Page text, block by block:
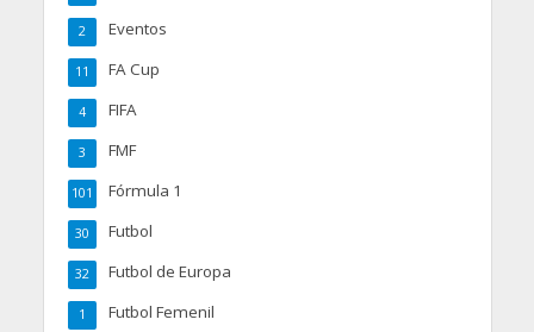
Eventos
2
FA Cup
11
FIFA
4
FMF
3
Fórmula 1
101
Futbol
30
Futbol de Europa
32
Futbol Femenil
1